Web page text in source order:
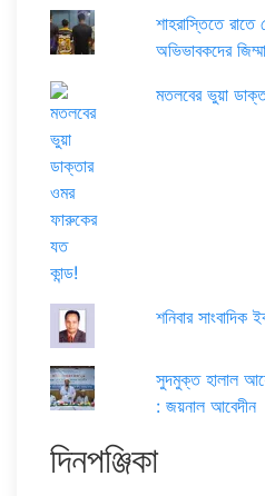
শাহরাস্তিতে
অভিভাবকদের
মতলবের ভুয়া
শনিবার সাংবাদিক
সুদমুক্ত হালাল
: জয়নাল আবেদীন
দিনপঞ্জিকা